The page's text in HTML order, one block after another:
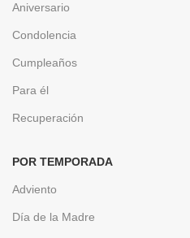
Aniversario
Condolencia
Cumpleaños
Para él
Recuperación
POR TEMPORADA
Adviento
Día de la Madre